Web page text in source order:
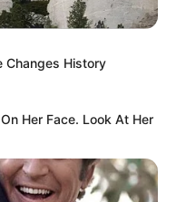
Changes History
Her Face. Look At Her